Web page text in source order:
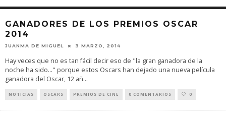
GANADORES DE LOS PREMIOS OSCAR
2014
JUANMA DE MIGUEL 3 MARZO, 2014
Hay veces que no es tan fácil decir eso de "la gran ganadora de la
noche ha sido..." porque estos Oscars han dejado una nueva película
ganadora del Oscar, 12 añ...
NOTICIAS OSCARS PREMIOS DE CINE 0 COMENTARIOS 0